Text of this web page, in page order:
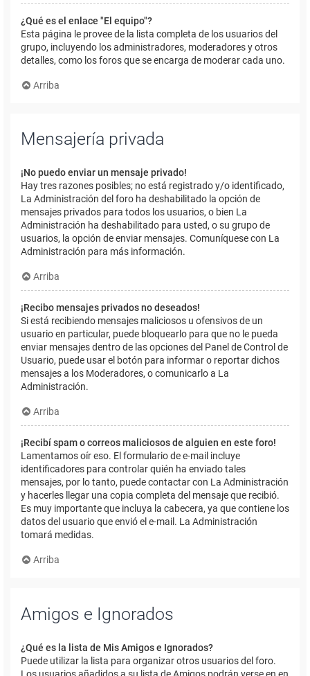
¿Qué es el enlace "El equipo"?
Esta página le provee de la lista completa de los usuarios del
grupo, incluyendo los administradores, moderadores y otros
detalles, como los foros que se encarga de moderar cada uno.
Arriba
Mensajería privada
¡No puedo enviar un mensaje privado!
Hay tres razones posibles; no está registrado y/o identificado,
La Administración del foro ha deshabilitado la opción de
mensajes privados para todos los usuarios, o bien La
Administración ha deshabilitado para usted, o su grupo de
usuarios, la opción de enviar mensajes. Comuníquese con La
Administración para más información.
Arriba
¡Recibo mensajes privados no deseados!
Si está recibiendo mensajes maliciosos u ofensivos de un
usuario en particular, puede bloquearlo para que no le pueda
enviar mensajes dentro de las opciones del Panel de Control de
Usuario, puede usar el botón para informar o reportar dichos
mensajes a los Moderadores, o comunicarlo a La
Administración.
Arriba
¡Recibí spam o correos maliciosos de alguien en este foro!
Lamentamos oír eso. El formulario de e-mail incluye
identificadores para controlar quién ha enviado tales
mensajes, por lo tanto, puede contactar con La Administración
y hacerles llegar una copia completa del mensaje que recibió.
Es muy importante que incluya la cabecera, ya que contiene los
datos del usuario que envió el e-mail. La Administración
tomará medidas.
Arriba
Amigos e Ignorados
¿Qué es la lista de Mis Amigos e Ignorados?
Puede utilizar la lista para organizar otros usuarios del foro.
Los usuarios añadidos a su lista de Amigos podrán verse en en